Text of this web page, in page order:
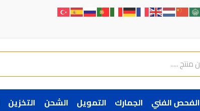
الفحص الفني الجمارك التمويل الشحن التخزين